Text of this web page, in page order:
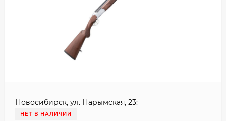
Новосибирск, ул. Нарымская, 23:
НЕТ В НАЛИЧИИ